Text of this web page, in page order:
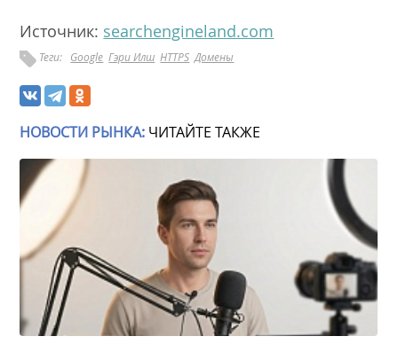
Источник: searchengineland.com
Теги: Google Гэри Илш HTTPS Домены
НОВОСТИ РЫНКА: ЧИТАЙТЕ ТАКЖЕ